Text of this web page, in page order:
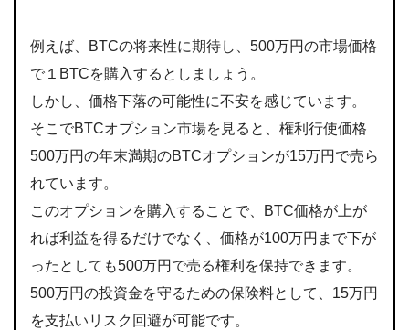
例えば、BTCの将来性に期待し、500万円の市場価格
で１BTCを購入するとしましょう。
しかし、価格下落の可能性に不安を感じています。
そこでBTCオプション市場を見ると、権利行使価格
500万円の年末満期のBTCオプションが15万円で売ら
れています。
このオプションを購入することで、BTC価格が上が
れば利益を得るだけでなく、価格が100万円まで下が
ったとしても500万円で売る権利を保持できます。
500万円の投資金を守るための保険料として、15万円
を支払いリスク回避が可能です。